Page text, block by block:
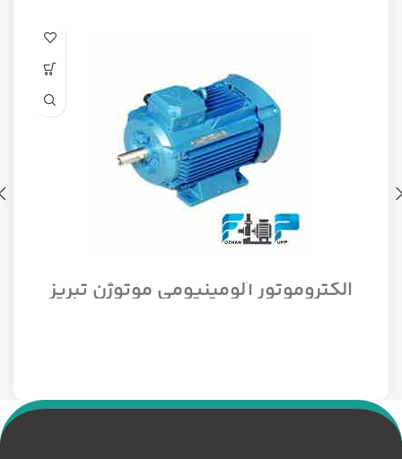
الکتروموتور آلومینیومی موتوژن تبریز
سه فاز مدل 1/12 اسب 1500 دور